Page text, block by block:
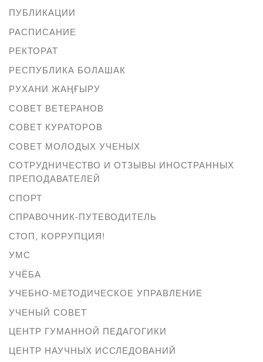
ПУБЛИКАЦИИ
РАСПИСАНИЕ
РЕКТОРАТ
РЕСПУБЛИКА БОЛАШАК
РУХАНИ ЖАҢҒЫРУ
СОВЕТ ВЕТЕРАНОВ
СОВЕТ КУРАТОРОВ
СОВЕТ МОЛОДЫХ УЧЕНЫХ
СОТРУДНИЧЕСТВО И ОТЗЫВЫ ИНОСТРАННЫХ
ПРЕПОДАВАТЕЛЕЙ
СПОРТ
СПРАВОЧНИК-ПУТЕВОДИТЕЛЬ
СТОП, КОРРУПЦИЯ!
УМС
УЧЁБА
УЧЕБНО-МЕТОДИЧЕСКОЕ УПРАВЛЕНИЕ
УЧЕНЫЙ СОВЕТ
ЦЕНТР ГУМАННОЙ ПЕДАГОГИКИ
ЦЕНТР НАУЧНЫХ ИССЛЕДОВАНИЙ